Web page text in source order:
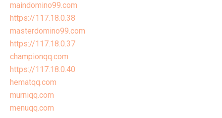
maindomino99.com
https://117.18.0.38
masterdomino99.com
https://117.18.0.37
championqq.com
https://117.18.0.40
hematqq.com
murniqq.com
menuqq.com